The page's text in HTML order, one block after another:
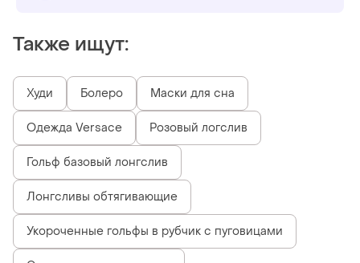
Также ищут:
Худи Болеро Маски для сна
Одежда Versace Розовый логслив
Гольф базовый лонгслив
Лонгсливы обтягивающие
Укороченные гольфы в рубчик с пуговицами